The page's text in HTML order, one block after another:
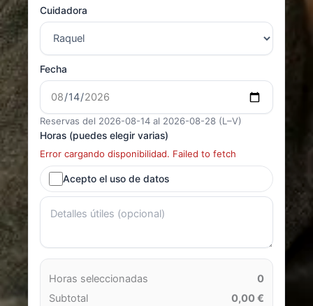
Cuidadora
Fecha
Reservas del 2026-08-14 al 2026-08-28 (L–V)
Horas (puedes elegir varias)
Error cargando disponibilidad. Failed to fetch
Acepto el uso de datos
Horas seleccionadas
0
Subtotal
0,00 €